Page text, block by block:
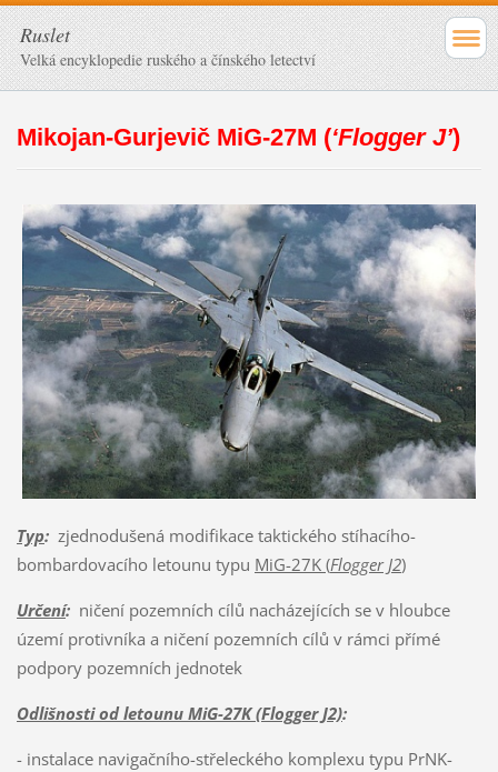
Ruslet
Velká encyklopedie ruského a čínského letectví
Mikojan-Gurjevič MiG-27M (‘Flogger J’)
Typ:zjednodušená modifikace taktického stíhacího-
bombardovacího letounu typu MiG-27K (Flogger J2)
Určení:ničení pozemních cílů nacházejících se v hloubce
území protivníka a ničení pozemních cílů v rámci přímé
podpory pozemních jednotek
Odlišnosti od letounu MiG-27K (Flogger J2):
- instalace navigačního-střeleckého komplexu typu PrNK-